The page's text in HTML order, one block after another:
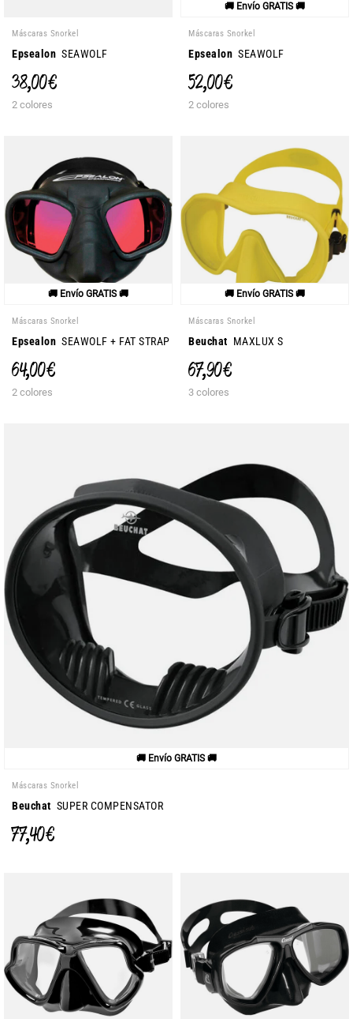
Máscaras Snorkel
Epsealon SEAWOLF
38,00 €
2 colores
🚚 Envío GRATIS 🚚
Máscaras Snorkel
Epsealon SEAWOLF
52,00 €
2 colores
🚚 Envío GRATIS 🚚
Máscaras Snorkel
Epsealon SEAWOLF + FAT STRAP
64,00 €
2 colores
🚚 Envío GRATIS 🚚
Máscaras Snorkel
Beuchat MAXLUX S
67,90 €
3 colores
🚚 Envío GRATIS 🚚
Máscaras Snorkel
Beuchat SUPER COMPENSATOR
77,40 €